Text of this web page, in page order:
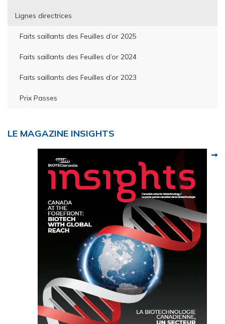
Lignes directrices
Faits saillants des Feuilles d’or 2025
Faits saillants des Feuilles d’or 2024
Faits saillants des Feuilles d’or 2023
Prix Passes
LE MAGAZINE INSIGHTS